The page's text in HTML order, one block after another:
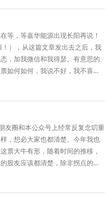
等，等嘉华能源出现长阳再说！
），从这篇文章发出去之后，我
，加我微信和我得瑟。有意思的
如何如何，我说不好，我不喜
友圈和本公众号上经常反复念叨重
，想必大家也都清楚。今年我也
大牛有形，随着时间的推移，
股友应该都清楚，除非拐点的位